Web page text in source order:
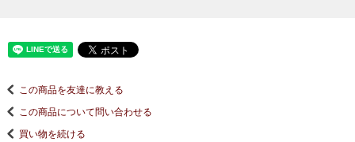
この商品を友達に教える
この商品について問い合わせる
買い物を続ける